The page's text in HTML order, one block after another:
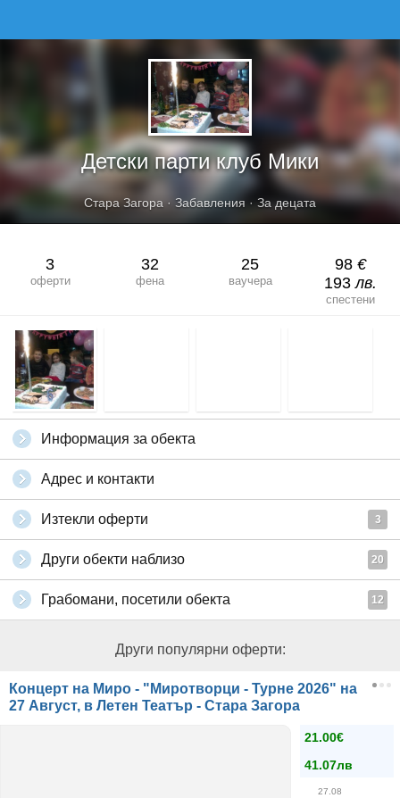
Детски парти клуб Мики
Стара Загора · Забавления · За децата
3
оферти
32
фена
25
ваучера
98 €
193лв.
спестени
Информация за обекта
Адрес и контакти
Изтекли оферти 3
Други обекти наблизо 20
Грабомани, посетили обекта 12
Други популярни оферти:
Концерт на Миро - "Миротворци - Турне 2026" на
27 Август, в Летен Театър - Стара Загора
21.00€
41.07лв
27.08